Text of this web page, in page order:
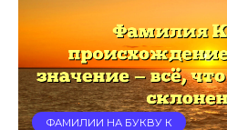
ФАМИЛИИ НА БУКВУ К